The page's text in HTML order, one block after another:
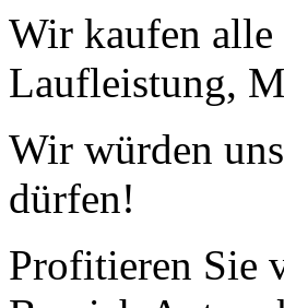
Wir kaufen
Laufleistung,
Wir würden
dürfen!
Profitieren Sie